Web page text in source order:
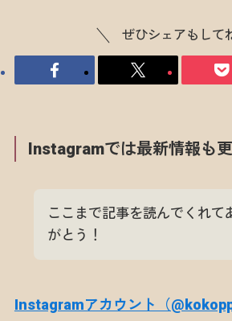
ぜひシェアもして
Instagramでは最新情報も更
ここまで記事を読んでくれて
がとう！
Instagramアカウント（